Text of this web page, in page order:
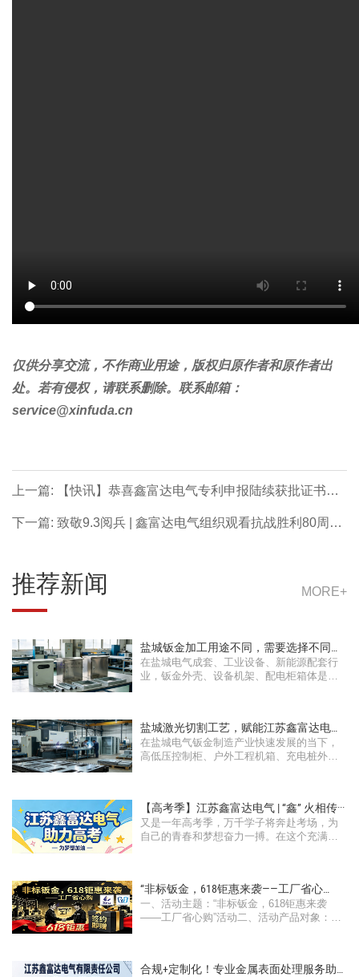
仅供分享交流，不作商业用途，版权归原作者和原作者出
处。若有侵权，请联系删除。联系邮箱：
service@xinfuda.cn
上一篇: 【快讯】恭喜鑫富达电气专利申报陆续获批证书！
一种新型电能优化的智能节能电气柜
下一篇: 致敬9.3阅兵 | 鑫富达电气组织观看抗战胜利80周年
推荐新闻 MORE+
盐城钣金加工用途不同，需要选择不同的
钣金···
在盐城电气成套、工业设备、新能源配套行
业，钣金外壳、设备机架、配电柜箱体是工
盐城激光切割工艺，赋能江苏鑫富达电气
工程···
在盐城电气钣金制造产业快速发展的当下，
高低压控制柜、户外工程机箱、充电桩外壳
【高考季】江苏鑫富达电气 | “鑫” 火相传···
又是一年高考季，万千学子将奔赴考场，为
自己的青春和梦想奋力一搏。在这个充满希
“非标钣金，618钜惠来袭——工厂省心
购”活···
一、活动主题：“非标钣金，618钜惠来袭
——工厂省心购”活动二、活动产品对象：所
合规+定制化！专业金属表面处理服务助